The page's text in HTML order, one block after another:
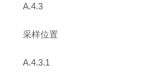
A.4.3
采样位置
A.4.3.1